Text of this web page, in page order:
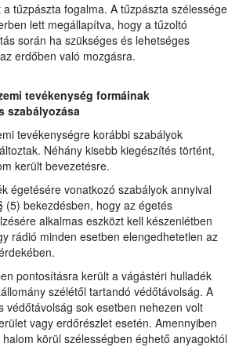
tűzpászta fogalma. A tűzpászta szélessége
lett megállapítva, hogy a tűzoltó
során ha szükséges és lehetséges
erdőben való mozgásra.
tevékenység formáinak
szabályozása
tevékenységre korábbi szabályok
Néhány kisebb kiegészítés történt,
került bevezetésre.
égetésére vonatkozó szabályok annyival
(5) bekezdésben, hogy az égetés
alkalmas eszközt kell készenlétben
rádió minden esetben elengedhetetlen az
pontosításra került a vágástéri hulladék
szélétől tartandó védőtávolság. A
védőtávolság sok esetben nehezen volt
vagy erdőrészlet esetén. Amennyiben
körül szélességben éghető anyagoktól